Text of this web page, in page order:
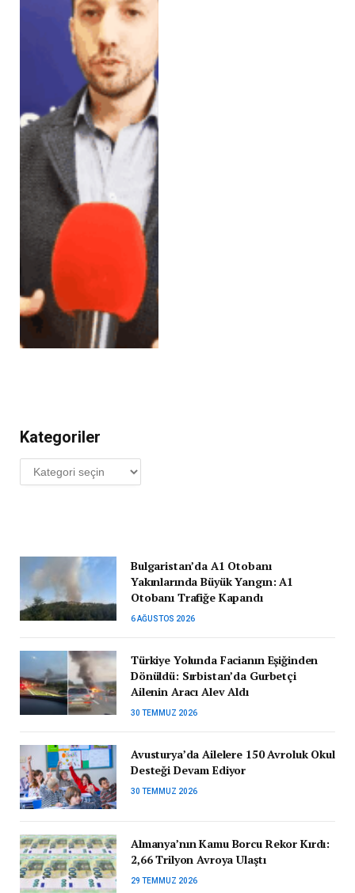
Kategoriler
Kategoriler
Bulgaristan’da A1 Otobanı
Yakınlarında Büyük Yangın: A1
Otobanı Trafiğe Kapandı
6 AĞUSTOS 2026
Türkiye Yolunda Facianın Eşiğinden
Dönüldü: Sırbistan’da Gurbetçi
Ailenin Aracı Alev Aldı
30 TEMMUZ 2026
Avusturya’da Ailelere 150 Avroluk Okul
Desteği Devam Ediyor
30 TEMMUZ 2026
Almanya’nın Kamu Borcu Rekor Kırdı:
2,66 Trilyon Avroya Ulaştı
29 TEMMUZ 2026